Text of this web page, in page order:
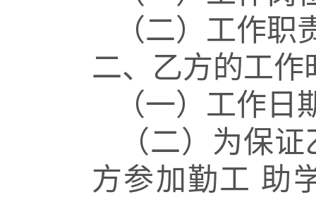
（二）工作职
二、乙方的工作
（一）工作日
（二）为保
方参加勤工 助